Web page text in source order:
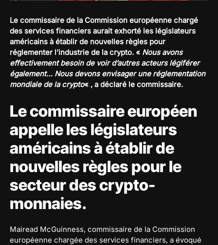
Le commissaire de la Commission européenne chargé
des services financiers aurait exhorté les législateurs
américains à établir de nouvelles règles pour
réglementer l’industrie de la crypto. « Nous avons
effectivement besoin de voir d’autres acteurs légiférer
également… Nous devons envisager une réglementation
mondiale de la crypto« , a déclaré le commissaire.
Le commissaire européen
appelle les législateurs
américains à établir de
nouvelles règles pour le
secteur des crypto-
monnaies.
Mairead McGuinness, commissaire de la Commission
européenne chargée des services financiers, a évoqué